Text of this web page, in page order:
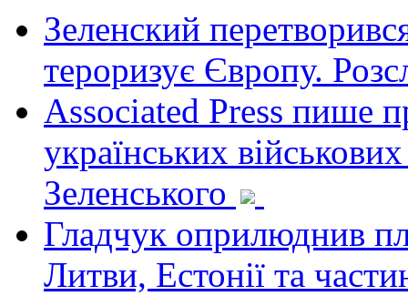
Зеленский
тероризує Європу.
Associated Press пише
українських
Зеленського
Гладчук оприлюднив
Литви, Естонії та